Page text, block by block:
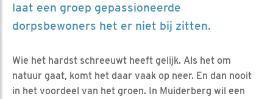
laat een groep gepassioneerde
dorpsbewoners het er niet bij zitten.
Wie het hardst schreeuwt heeft gelijk. Als het om
natuur gaat, komt het daar vaak op neer. En dan nooit
in het voordeel van het groen. In Muiderberg wil een